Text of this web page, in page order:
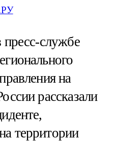
пресс-службе
на
рассказали
территории